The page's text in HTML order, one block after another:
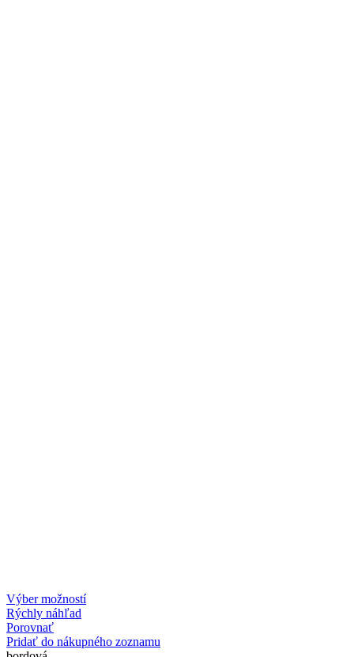
Výber možností
Rýchly náhľad
Porovnať
Pridať do nákupného zoznamu